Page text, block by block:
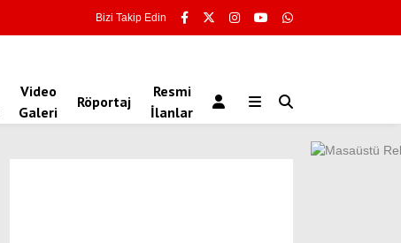
Bizi Takip Edin
Video
Galeri
Röportaj
Resmi
İlanlar